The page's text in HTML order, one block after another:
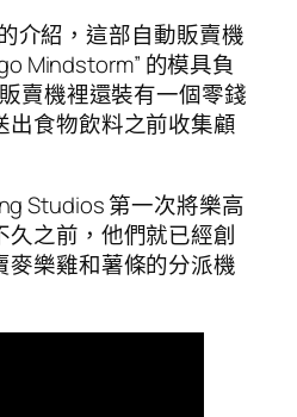
介紹，這部自動販賣機
Mindstorm” 的模具負
賣機裡還裝有一個零錢
出食物飲料之前收集顧
Studios 第一次將樂高
之前，他們就已經創
麥樂雞和薯條的分派機